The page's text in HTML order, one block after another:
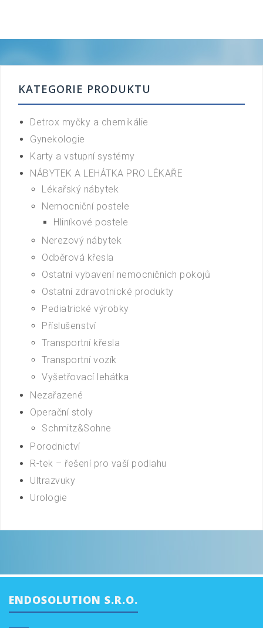
KATEGORIE PRODUKTU
Detrox myčky a chemikálie
Gynekologie
Karty a vstupní systémy
NÁBYTEK A LEHÁTKA PRO LÉKAŘE
Lékařský nábytek
Nemocniční postele
Hliníkové postele
Nerezový nábytek
Odběrová křesla
Ostatní vybavení nemocničních pokojů
Ostatní zdravotnické produkty
Pediatrické výrobky
Příslušenství
Transportní křesla
Transportní vozík
Vyšetřovací lehátka
Nezařazené
Operační stoly
Schmitz&Sohne
Porodnictví
R-tek – řešení pro vaší podlahu
Ultrazvuky
Urologie
ENDOSOLUTION S.R.O.